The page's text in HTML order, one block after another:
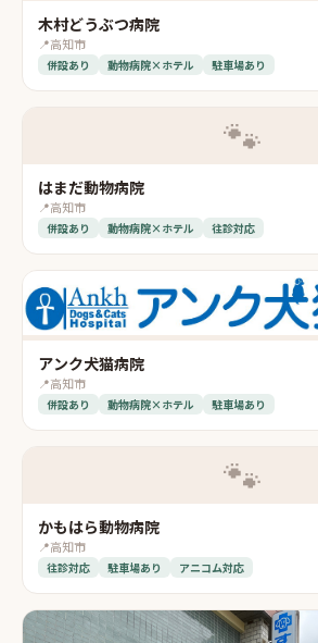
木村どうぶつ病院
📍高知市
併設あり 動物病院×ホテル 駐車場あり
🐾
はまだ動物病院
📍高知市
併設あり 動物病院×ホテル 往診対応
アンク犬猫病院
📍高知市
併設あり 動物病院×ホテル 駐車場あり
🐾
かもはら動物病院
📍高知市
往診対応 駐車場あり アニコム対応